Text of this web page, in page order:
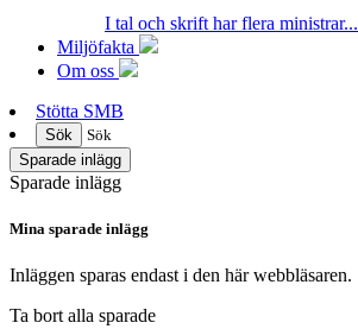
I tal och skrift har flera ministrar...
Miljöfakta
Om oss
Stötta SMB
Sök
Sök
Sparade inlägg
Sparade inlägg
Mina sparade inlägg
Inläggen sparas endast i den här webbläsaren.
Ta bort alla sparade